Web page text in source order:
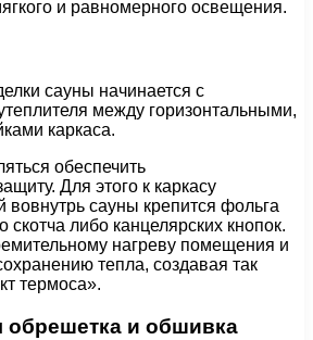
и равномерного освещения.
сауны начинается с
между горизонтальными,
каркаса.
обеспечить
Для этого к каркасу
вовнутрь сауны крепится фольга
скотча либо канцелярских кнопок.
нагреву помещения и
тепла, создавая так
термоса».
обрешетка и обшивка